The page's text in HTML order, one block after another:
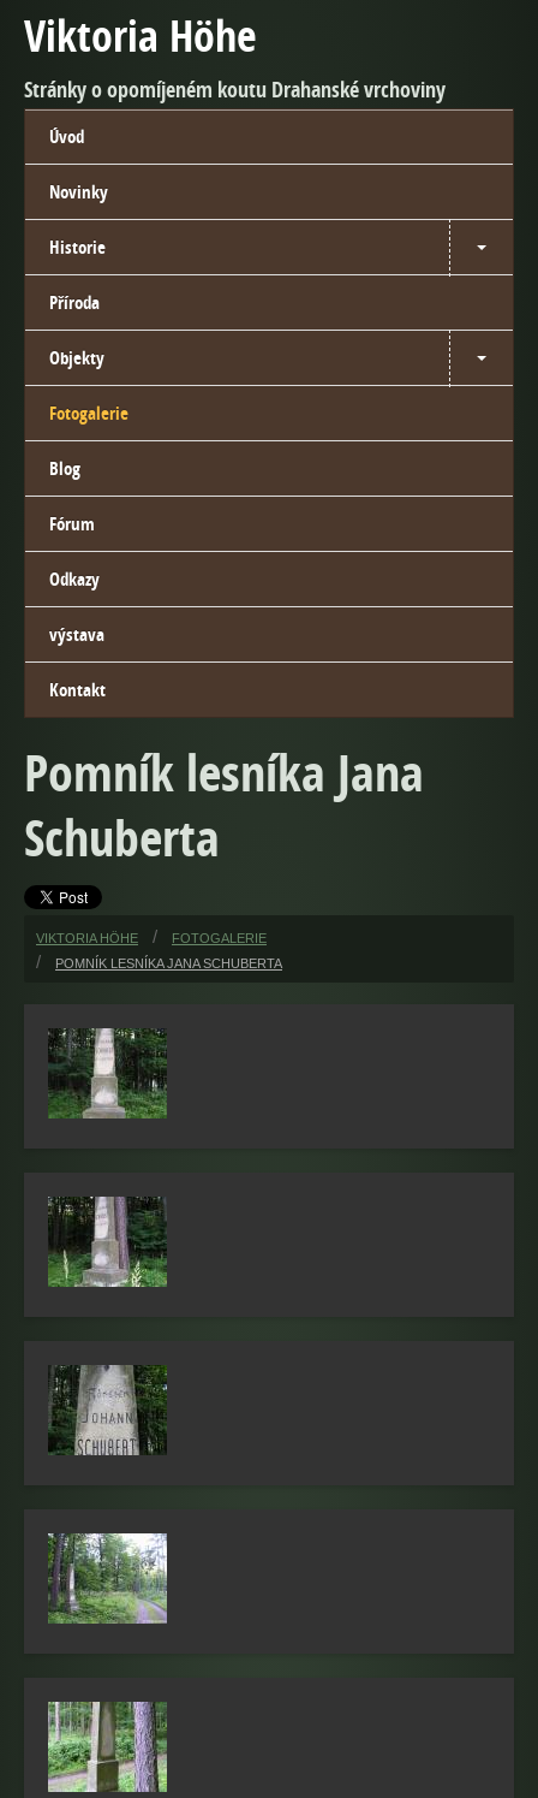
Viktoria Höhe
Stránky o opomíjeném koutu Drahanské vrchoviny
Úvod
Novinky
Historie
Příroda
Objekty
Fotogalerie
Blog
Fórum
Odkazy
výstava
Kontakt
Pomník lesníka Jana
Schuberta
VIKTORIA HÖHE
FOTOGALERIE
POMNÍK LESNÍKA JANA SCHUBERTA